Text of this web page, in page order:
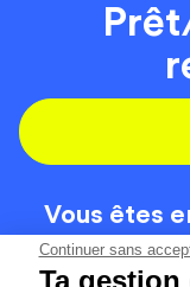
Continuer sans
Ta
Vous êtes